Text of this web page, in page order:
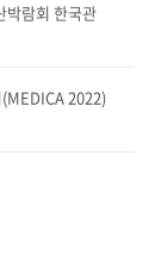
박람회 한국관
2022)